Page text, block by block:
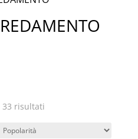
33 risultatiPopolarità